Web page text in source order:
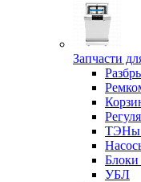
Запчасти
ТЭНы
Блоки
УБЛ